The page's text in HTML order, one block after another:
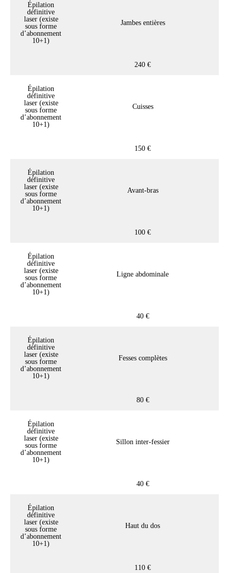
Épilation
définitive
laser (existe
sous forme
d’abonnement
10+1)
Jambes entières
240 €
Épilation
définitive
laser (existe
sous forme
d’abonnement
10+1)
Cuisses
150 €
Épilation
définitive
laser (existe
sous forme
d’abonnement
10+1)
Avant-bras
100 €
Épilation
définitive
laser (existe
sous forme
d’abonnement
10+1)
Ligne abdominale
40 €
Épilation
définitive
laser (existe
sous forme
d’abonnement
10+1)
Fesses complètes
80 €
Épilation
définitive
laser (existe
sous forme
d’abonnement
10+1)
Sillon inter-fessier
40 €
Épilation
définitive
laser (existe
sous forme
d’abonnement
10+1)
Haut du dos
110 €